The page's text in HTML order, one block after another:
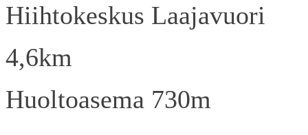
Hiihtokeskus Laajavuori
4,6km
Huoltoasema 730m